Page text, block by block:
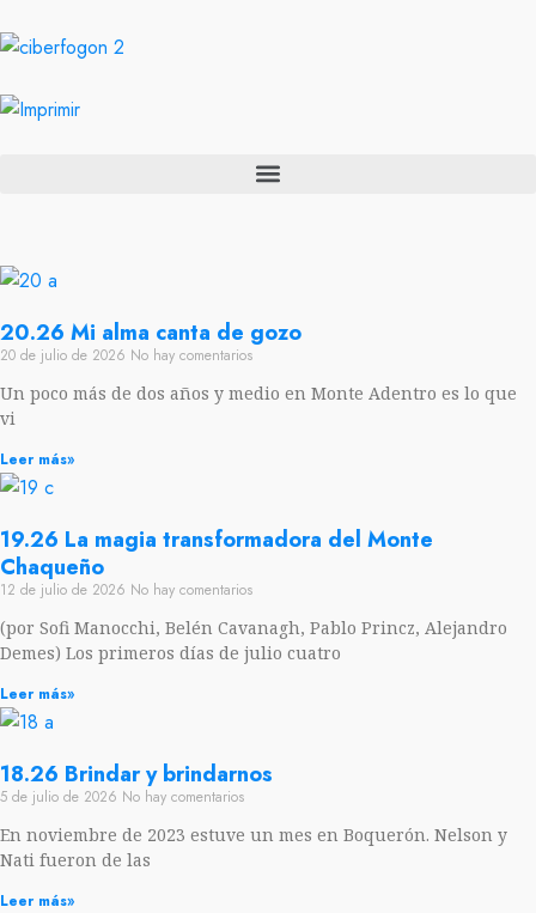
20.26 Mi alma canta de gozo
20 de julio de 2026 No hay comentarios
Un poco más de dos años y medio en Monte Adentro es lo que
vi
Leer más»
19.26 La magia transformadora del Monte
Chaqueño
12 de julio de 2026 No hay comentarios
(por Sofi Manocchi, Belén Cavanagh, Pablo Princz, Alejandro
Demes) Los primeros días de julio cuatro
Leer más»
18.26 Brindar y brindarnos
5 de julio de 2026 No hay comentarios
En noviembre de 2023 estuve un mes en Boquerón. Nelson y
Nati fueron de las
Leer más»